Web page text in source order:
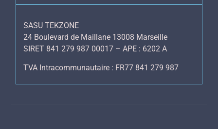
SASU TEKZONE
24 Boulevard de Maillane 13008 Marseille
SIRET 841 279 987 00017 – APE : 6202 A
TVA Intracommunautaire : FR77 841 279 987